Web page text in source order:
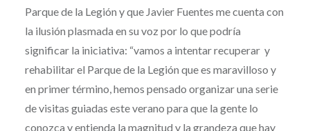
Parque de la Legión y que Javier Fuentes me cuenta con
la ilusión plasmada en su voz por lo que podría
significar la iniciativa: “vamos a intentar recuperar y
rehabilitar el Parque de la Legión que es maravilloso y
en primer término, hemos pensado organizar una serie
de visitas guiadas este verano para que la gente lo
conozca y entienda la magnitud y la grandeza que hay